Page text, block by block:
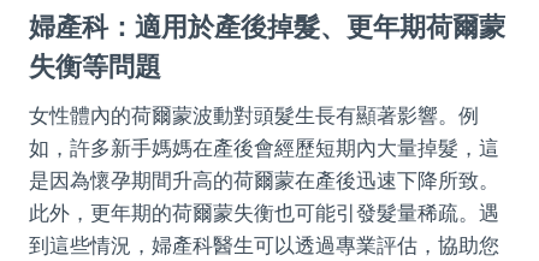
婦產科：適用於產後掉髮、更年期荷爾蒙
失衡等問題
女性體內的荷爾蒙波動對頭髮生長有顯著影響。例
如，許多新手媽媽在產後會經歷短期內大量掉髮，這
是因為懷孕期間升高的荷爾蒙在產後迅速下降所致。
此外，更年期的荷爾蒙失衡也可能引發髮量稀疏。遇
到這些情況，婦產科醫生可以透過專業評估，協助您